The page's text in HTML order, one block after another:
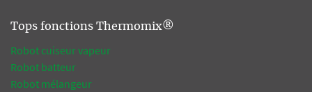
Tops fonctions Thermomix®
Robot cuiseur vapeur
Robot batteur
Robot mélangeur